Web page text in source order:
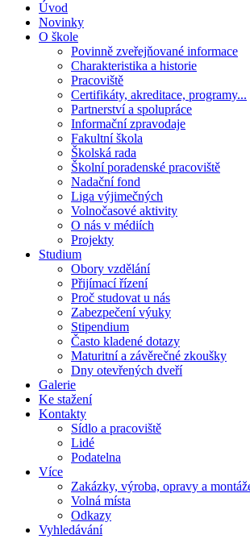
Úvod
Novinky
O škole
Povinně zveřejňované informace
Charakteristika a historie
Pracoviště
Certifikáty, akreditace, programy...
Partnerství a spolupráce
Informační zpravodaje
Fakultní škola
Školská rada
Školní poradenské pracoviště
Nadační fond
Liga výjimečných
Volnočasové aktivity
O nás v médiích
Projekty
Studium
Obory vzdělání
Přijímací řízení
Proč studovat u nás
Zabezpečení výuky
Stipendium
Často kladené dotazy
Maturitní a závěrečné zkoušky
Dny otevřených dveří
Galerie
Ke stažení
Kontakty
Sídlo a pracoviště
Lidé
Podatelna
Více
Zakázky, výroba, opravy a
Volná místa
Odkazy
Vyhledávání